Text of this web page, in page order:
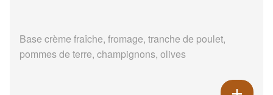
Base crème fraîche, fromage, tranche de poulet,
pommes de terre, champignons, olives